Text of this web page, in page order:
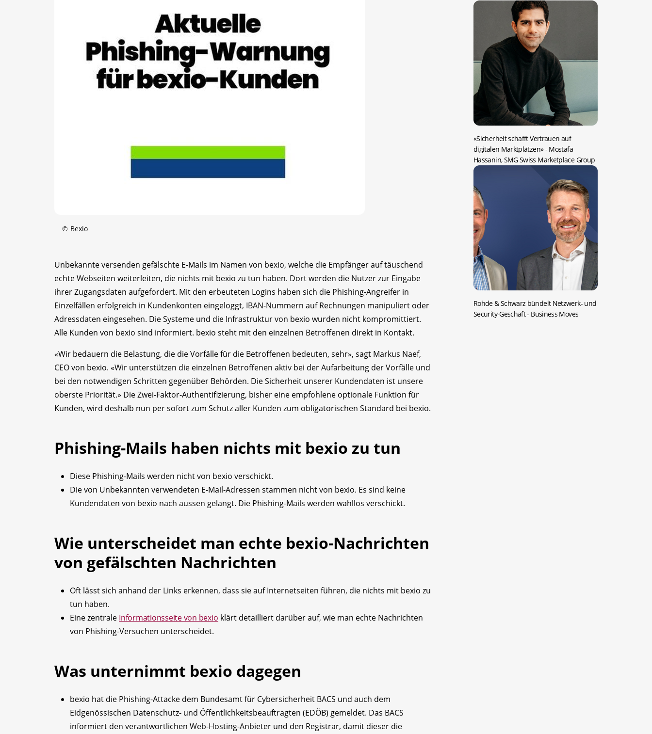
© Bexio
Unbekannte versenden gefälschte E-Mails im Namen von bexio, welche die Empfänger auf täuschend
echte Webseiten weiterleiten, die nichts mit bexio zu tun haben. Dort werden die Nutzer zur Eingabe
ihrer Zugangsdaten aufgefordert. Mit den erbeuteten Logins haben sich die Phishing-Angreifer in
Einzelfällen erfolgreich in Kundenkonten eingeloggt, IBAN-Nummern auf Rechnungen manipuliert oder
Adressdaten eingesehen. Die Systeme und die Infrastruktur von bexio wurden nicht kompromittiert.
Alle Kunden von bexio sind informiert. bexio steht mit den einzelnen Betroffenen direkt in Kontakt.
«Wir bedauern die Belastung, die die Vorfälle für die Betroffenen bedeuten, sehr», sagt Markus Naef,
CEO von bexio. «Wir unterstützen die einzelnen Betroffenen aktiv bei der Aufarbeitung der Vorfälle und
bei den notwendigen Schritten gegenüber Behörden. Die Sicherheit unserer Kundendaten ist unsere
oberste Priorität.» Die Zwei-Faktor-Authentifizierung, bisher eine empfohlene optionale Funktion für
Kunden, wird deshalb nun per sofort zum Schutz aller Kunden zum obligatorischen Standard bei bexio.
Phishing-Mails haben nichts mit bexio zu tun
Diese Phishing-Mails werden nicht von bexio verschickt.
Die von Unbekannten verwendeten E-Mail-Adressen stammen nicht von bexio. Es sind keine
Kundendaten von bexio nach aussen gelangt. Die Phishing-Mails werden wahllos verschickt.
Wie unterscheidet man echte bexio-Nachrichten
von gefälschten Nachrichten
Oft lässt sich anhand der Links erkennen, dass sie auf Internetseiten führen, die nichts mit bexio zu
tun haben.
Eine zentrale Informationsseite von bexio klärt detailliert darüber auf, wie man echte Nachrichten
von Phishing-Versuchen unterscheidet.
Was unternimmt bexio dagegen
bexio hat die Phishing-Attacke dem Bundesamt für Cybersicherheit BACS und auch dem
Eidgenössischen Datenschutz- und Öffentlichkeitsbeauftragten (EDÖB) gemeldet. Das BACS
informiert den verantwortlichen Web-Hosting-Anbieter und den Registrar, damit dieser die
«Sicherheit schafft Vertrauen auf
digitalen Marktplätzen»- Mostafa
Hassanin, SMG Swiss Marketplace Group
Rohde & Schwarz bündelt Netzwerk- und
Security-Geschäft- Business Moves